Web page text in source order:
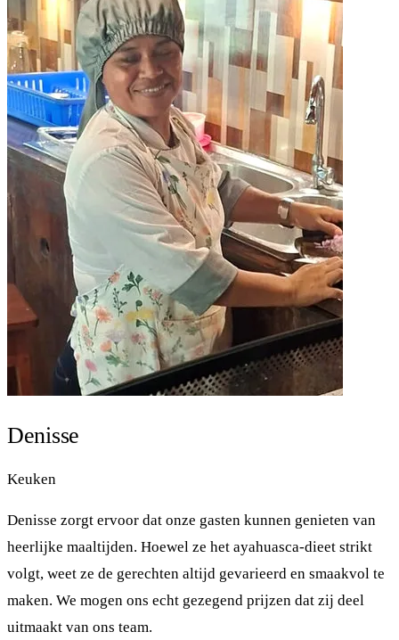
Denisse
Keuken
Denisse zorgt ervoor dat onze gasten kunnen genieten van
heerlijke maaltijden. Hoewel ze het ayahuasca-dieet strikt
volgt, weet ze de gerechten altijd gevarieerd en smaakvol te
maken. We mogen ons echt gezegend prijzen dat zij deel
uitmaakt van ons team.